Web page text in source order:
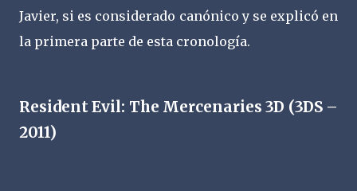
Javier, si es considerado canónico y se explicó en
la primera parte de esta cronología.
Resident Evil: The Mercenaries 3D (3DS –
2011)